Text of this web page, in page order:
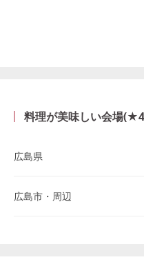
料理が美味しい会場
広島県
広島市・周辺